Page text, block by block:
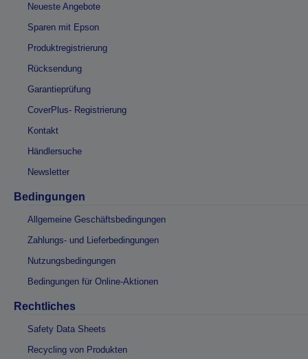
Neueste Angebote
Sparen mit Epson
Produktregistrierung
Rücksendung
Garantieprüfung
CoverPlus- Registrierung
Kontakt
Händlersuche
Newsletter
Bedingungen
Allgemeine Geschäftsbedingungen
Zahlungs- und Lieferbedingungen
Nutzungsbedingungen
Bedingungen für Online-Aktionen
Rechtliches
Safety Data Sheets
Recycling von Produkten